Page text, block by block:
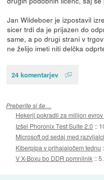
Jan Wildeboer je izpostavil
sicer trdi da je prijazen do
same, a po drugi strani v
ne želijo imeti niti delčka
24 komentarjev
Preberite si še…
Hekerji pokradli za milijon
Izšel Phoronix Test Suite 2.0 ::
Microsoft od sedaj med
Kiberpipa v prihajajočem tednu
V X-Boxu bo DDR pomnilnik ::